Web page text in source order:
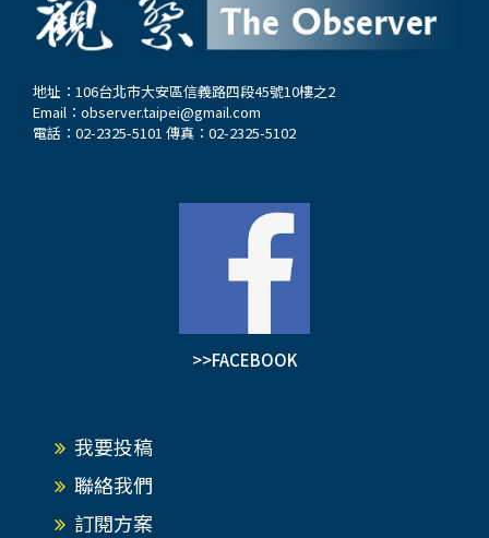
地址：106台北市大安區信義路四段45號10樓之2
Email： observer.taipei@gmail.com
電話：02-2325-5101 傳真：02-2325-5102
>>FACEBOOK
我要投稿
聯絡我們
訂閱方案